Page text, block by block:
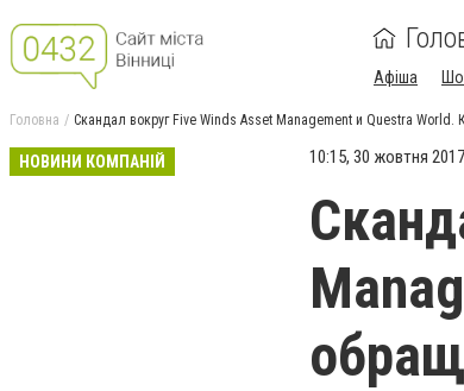
Афіша
Головна Скандал вокруг Five Winds Asset Management и Questra
НОВИНИ КОМПАНІЙ 10:15, 30 жовтня